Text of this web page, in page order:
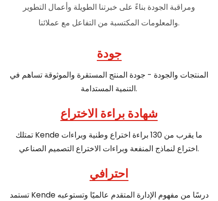
ومراقبة الجودة بناءً على خبرتنا الطويلة وأعمال التطوير
والمعلومات المكتسبة من التفاعل مع عملائنا.
جودة
المنتجات والجودة - جودة المنتج المستقرة والموثوقة تساهم في
التنمية المستدامة.
شهادة براءة الاختراع
تمتلك Kende ما يقرب من 130 براءة اختراع وطنية وبراءات
اختراع لنماذج المنفعة وبراءات الاختراع التصميم الصناعي.
احترافي
تستمد Kende درسًا من مفهوم الإدارة المتقدم عالميًا وتستوعبه